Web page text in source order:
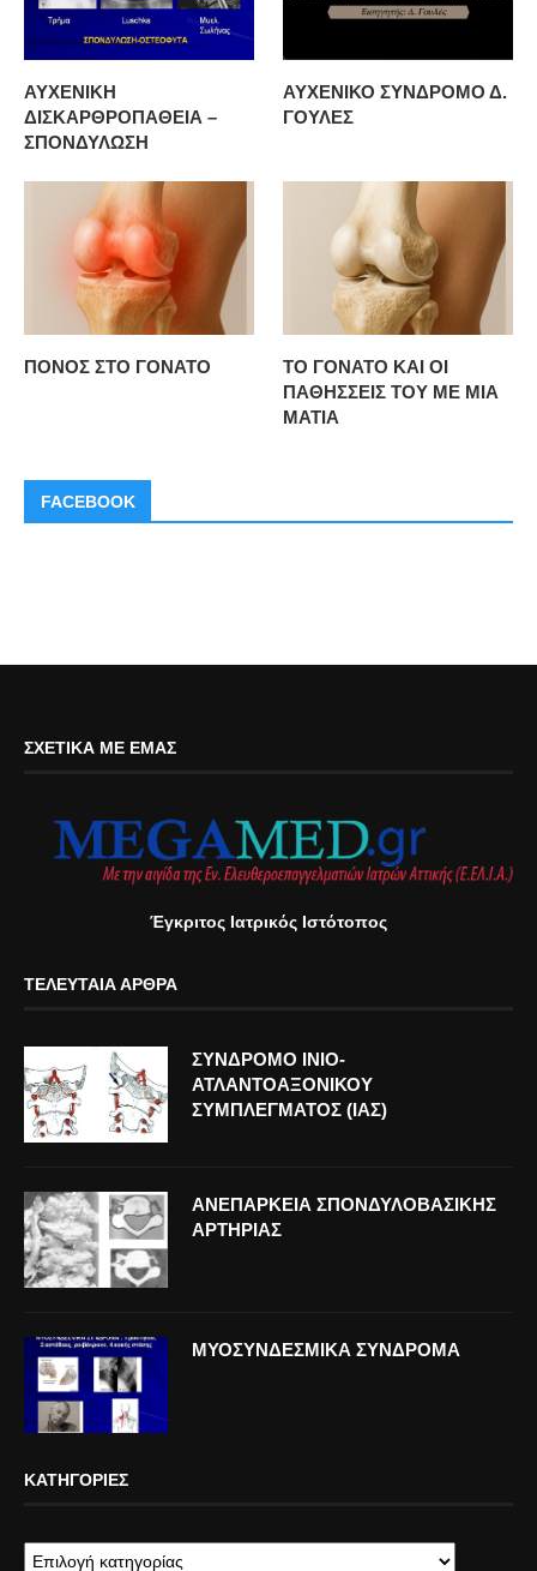
ΑΥΧΕΝΙΚΗ
ΔΙΣΚΑΡΘΡΟΠΑΘΕΙΑ –
ΣΠΟΝΔΥΛΩΣΗ
ΑΥΧΕΝΙΚΟ ΣΥΝΔΡΟΜΟ Δ.
ΓΟΥΛΕΣ
ΠΟΝΟΣ ΣΤΟ ΓΟΝΑΤΟ
ΤΟ ΓΟΝΑΤΟ ΚΑΙ ΟΙ
ΠΑΘΗΣΣΕΙΣ ΤΟΥ ΜΕ ΜΙΑ
ΜΑΤΙΑ
FACEBOOK
ΣΧΕΤΙΚΆ ΜΕ ΕΜΆΣ
Έγκριτος Ιατρικός Ιστότοπος
ΤΕΛΕΥΤΑΊΑ ΆΡΘΡΑ
ΣΥΝΔΡΟΜΟ ΙΝΙΟ-
ΑΤΛΑΝΤΟΑΞΟΝΙΚΟΥ
ΣΥΜΠΛΕΓΜΑΤΟΣ (ΙΑΣ)
ΑΝΕΠΑΡΚΕΙΑ ΣΠΟΝΔΥΛΟΒΑΣΙΚΗΣ
ΑΡΤΗΡΙΑΣ
ΜΥΟΣΥΝΔΕΣΜΙΚΑ ΣΥΝΔΡΟΜΑ
ΚΑΤΗΓΟΡΊΕΣ